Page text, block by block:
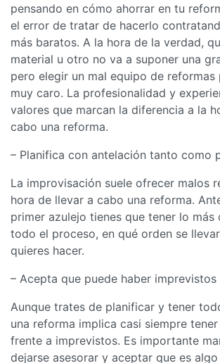
pensando en cómo ahorrar en tu
el error de tratar de hacerlo
más baratos. A la hora de la verdad,
material u otro no va a suponer una
pero elegir un mal equipo de reformas
muy caro. La profesionalidad y
valores que marcan la diferencia a la
cabo una reforma.
– Planifica con antelación tanto como
La improvisación suele ofrecer malos
hora de llevar a cabo una reforma.
primer azulejo tienes que tener lo más
todo el proceso, en qué orden se
quieres hacer.
– Acepta que puede haber imprevistos
Aunque trates de planificar y tener
una reforma implica casi siempre
frente a imprevistos. Es importante
dejarse asesorar y aceptar que es